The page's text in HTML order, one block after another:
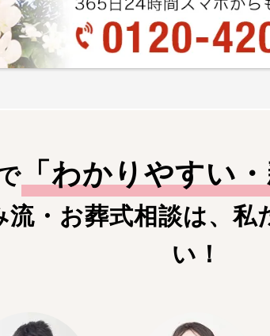
「 わかりやすい・
流・お葬式相談は、私
い！